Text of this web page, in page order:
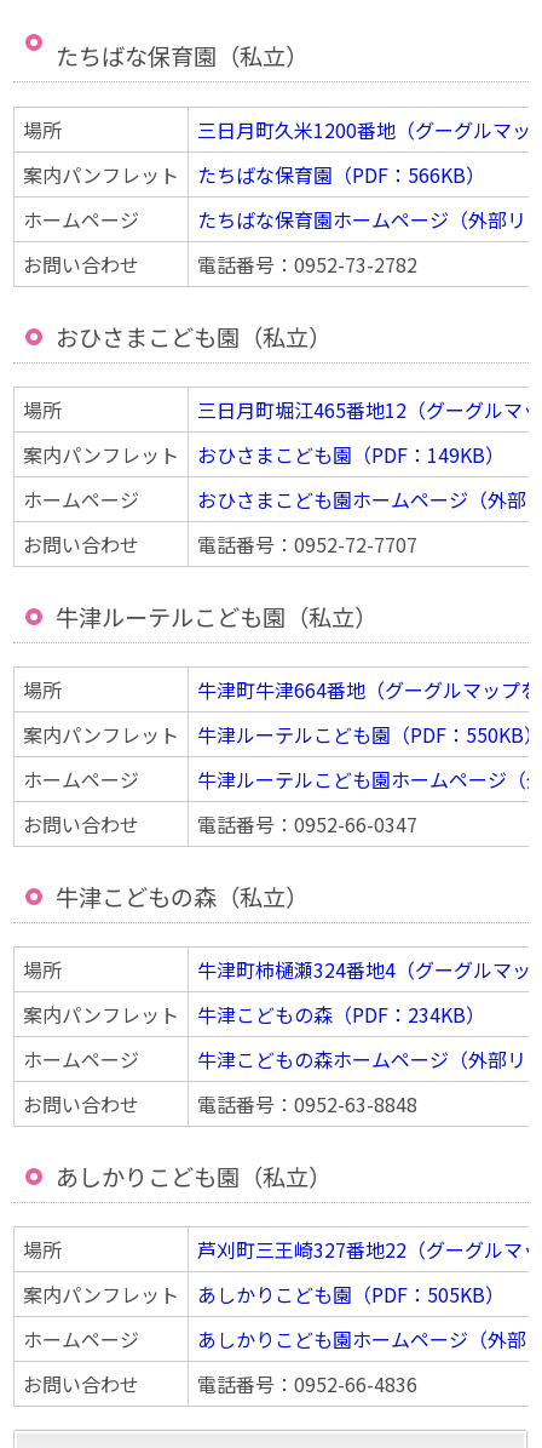
たちばな保育園（私立）
場所
三日月町久米1200番地（グーグルマッ
案内パンフレット
たちばな保育園（PDF：566KB）
ホームページ
たちばな保育園ホームページ（外部リ
お問い合わせ
電話番号：0952-73-2782
おひさまこども園（私立）
場所
三日月町堀江465番地12（グーグルマ
案内パンフレット
おひさまこども園（PDF：149KB）
ホームページ
おひさまこども園ホームページ（外部
お問い合わせ
電話番号：0952-72-7707
牛津ルーテルこども園（私立）
場所
牛津町牛津664番地（グーグルマップ
案内パンフレット
牛津ルーテルこども園（PDF：550KB
ホームページ
牛津ルーテルこども園ホームページ（
お問い合わせ
電話番号：0952-66-0347
牛津こどもの森（私立）
場所
牛津町柿樋瀬324番地4（グーグルマッ
案内パンフレット
牛津こどもの森（PDF：234KB）
ホームページ
牛津こどもの森ホームページ（外部リ
お問い合わせ
電話番号：0952-63-8848
あしかりこども園（私立）
場所
芦刈町三王崎327番地22（グーグルマ
案内パンフレット
あしかりこども園（PDF：505KB）
ホームページ
あしかりこども園ホームページ（外部
お問い合わせ
電話番号：0952-66-4836